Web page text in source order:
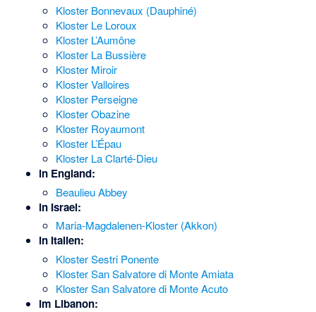
Kloster Bonnevaux (Dauphiné)
Kloster Le Loroux
Kloster L’Aumône
Kloster La Bussière
Kloster Miroir
Kloster Valloires
Kloster Perseigne
Kloster Obazine
Kloster Royaumont
Kloster L’Épau
Kloster La Clarté-Dieu
in England:
Beaulieu Abbey
in Israel:
Maria-Magdalenen-Kloster (Akkon)
in Italien:
Kloster Sestri Ponente
Kloster San Salvatore di Monte Amiata
Kloster San Salvatore di Monte Acuto
im Libanon: